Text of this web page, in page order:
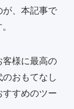
が、本記事で
客様に最高の
おもてなし
すめのツー